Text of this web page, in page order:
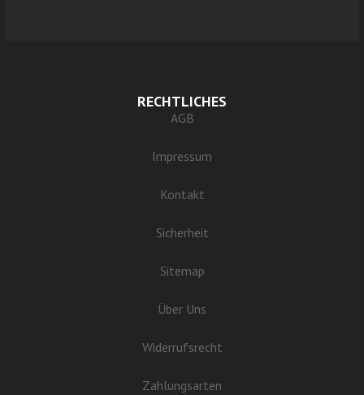
RECHTLICHES
AGB
Impressum
Kontakt
Sicherheit
Sitemap
Über Uns
Widerrufsrecht
Zahlungsarten